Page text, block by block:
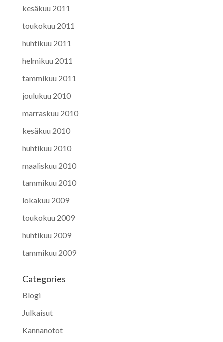
kesäkuu 2011
toukokuu 2011
huhtikuu 2011
helmikuu 2011
tammikuu 2011
joulukuu 2010
marraskuu 2010
kesäkuu 2010
huhtikuu 2010
maaliskuu 2010
tammikuu 2010
lokakuu 2009
toukokuu 2009
huhtikuu 2009
tammikuu 2009
Categories
Blogi
Julkaisut
Kannanotot